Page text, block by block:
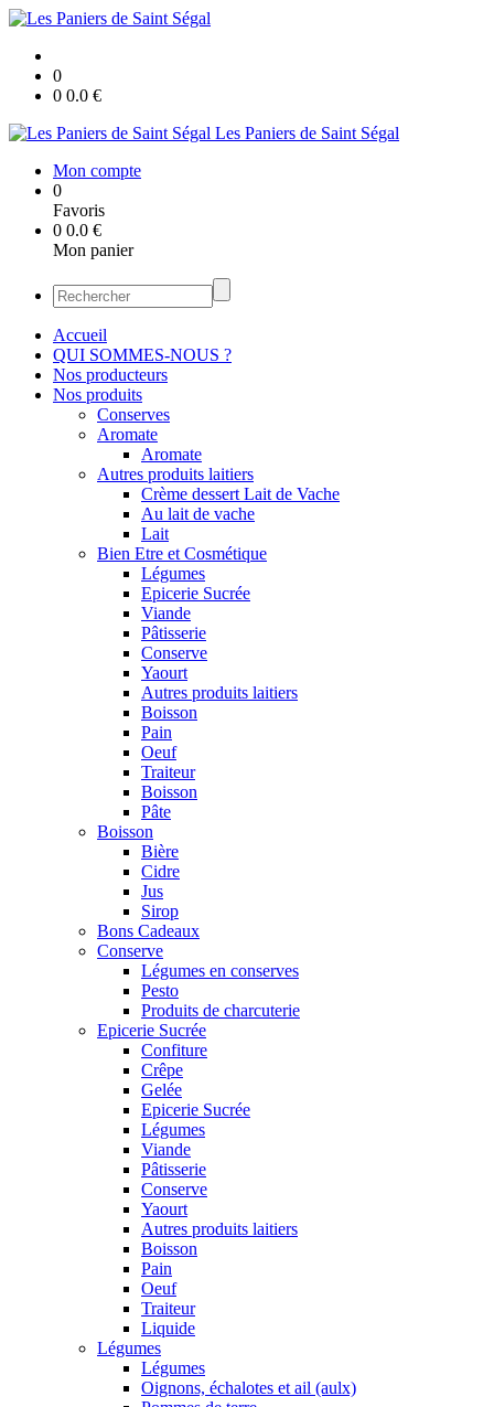
0
0 0.0 €
Les Paniers de Saint Ségal
Mon compte
0
Favoris
0 0.0 €
Mon panier
Accueil
QUI SOMMES-NOUS ?
Nos producteurs
Nos produits
Conserves
Aromate
Aromate
Autres produits laitiers
Crème dessert Lait de Vache
Au lait de vache
Lait
Bien Etre et Cosmétique
Légumes
Epicerie Sucrée
Viande
Pâtisserie
Conserve
Yaourt
Autres produits laitiers
Boisson
Pain
Oeuf
Traiteur
Boisson
Pâte
Boisson
Bière
Cidre
Jus
Sirop
Bons Cadeaux
Conserve
Légumes en conserves
Pesto
Produits de charcuterie
Epicerie Sucrée
Confiture
Crêpe
Gelée
Epicerie Sucrée
Légumes
Viande
Pâtisserie
Conserve
Yaourt
Autres produits laitiers
Boisson
Pain
Oeuf
Traiteur
Liquide
Légumes
Légumes
Oignons, échalotes et ail (aulx)